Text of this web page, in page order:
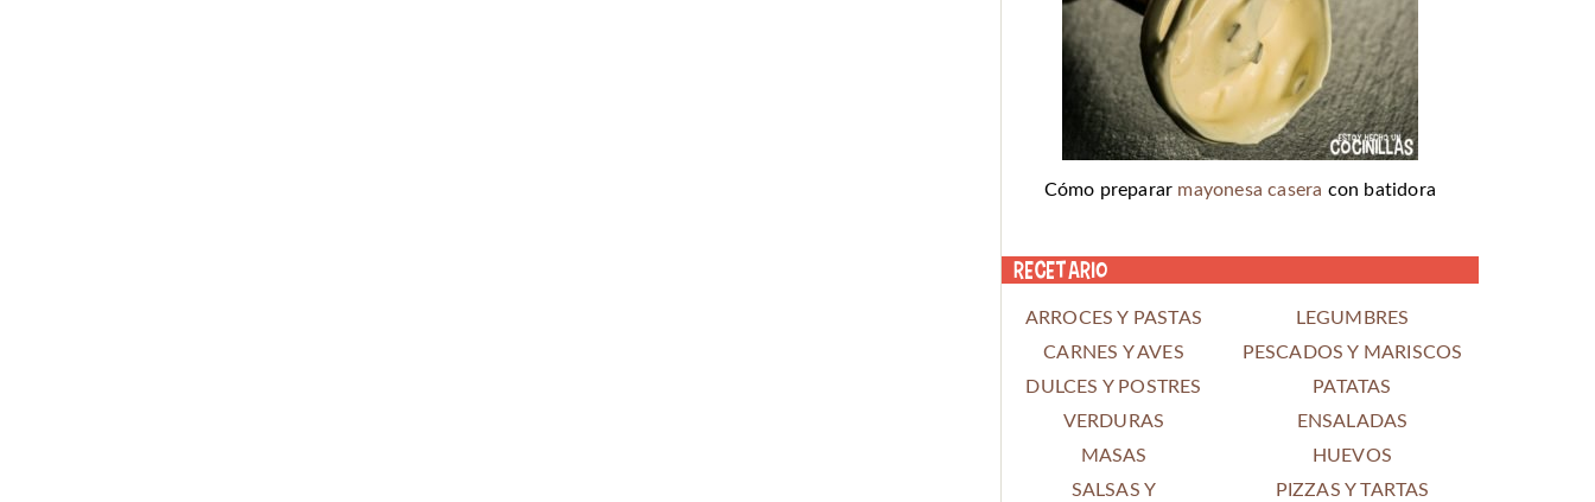
Cómo preparar mayonesa casera con batidora
Recetario
ARROCES Y PASTAS
LEGUMBRES
CARNES Y AVES
PESCADOS Y MARISCOS
DULCES Y POSTRES
PATATAS
VERDURAS
ENSALADAS
MASAS
HUEVOS
SALSAS Y
PIZZAS Y TARTAS